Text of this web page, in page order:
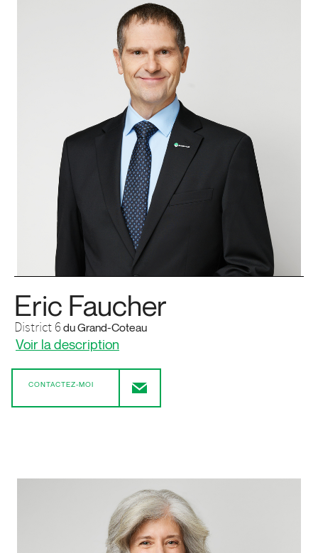
Eric Faucher
District 6 du Grand-Coteau
Voir la description
CONTACTEZ-MOI